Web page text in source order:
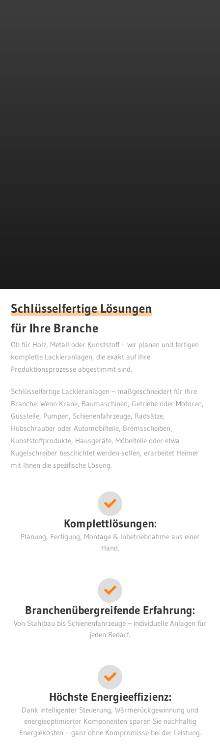
Schlüsselfertige Lösungen
für Ihre Branche
Ob für Holz, Metall oder Kunststoff – wir planen und fertigen
komplette Lackieranlagen, die exakt auf Ihre
Produktionsprozesse abgestimmt sind.
Schlüsselfertige Lackieranlagen – maßgeschneidert für Ihre
Branche: Wenn Krane, Baumaschinen, Getriebe oder Motoren,
Gussteile, Pumpen, Schienenfahrzeuge, Radsätze,
Hubschrauber oder Automobilteile, Bremsscheiben,
Kunststoffprodukte, Hausgeräte, Möbelteile oder etwa
Kugelschreiber beschichtet werden sollen, erarbeitet Heimer
mit Ihnen die spezifische Lösung.
Komplettlösungen:
Planung, Fertigung, Montage & Inbetriebnahme aus einer
Hand.
Branchenübergreifende Erfahrung:
Von Stahlbau bis Schienenfahrzeuge – individuelle Anlagen für
jeden Bedarf.
Höchste Energieeffizienz:
Dank intelligenter Steuerung, Wärmerückgewinnung und
energieoptimierter Komponenten sparen Sie nachhaltig
Energiekosten – ganz ohne Kompromisse bei der Leistung.